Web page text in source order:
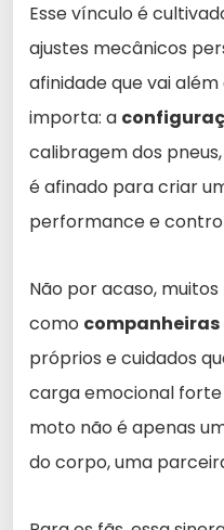
Esse vínculo é
ajustes mecânicos
afinidade que vai
importa: a
calibragem dos
é afinado para criar
performance e
Não por acaso,
como
próprios e cuidados
carga emocional
moto não é apenas
do corpo, uma